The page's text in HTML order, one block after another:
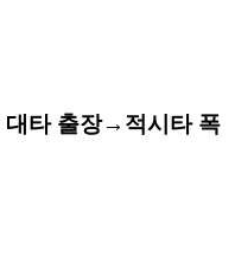
대타 출장→적시타 폭